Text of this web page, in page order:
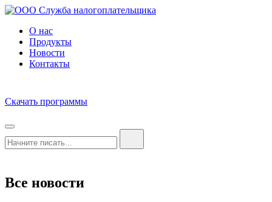
О нас
Продукты
Новости
Контакты
Скачать программы
Все новости